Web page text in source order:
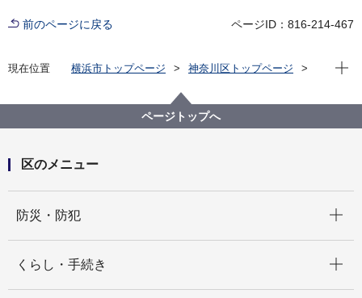
前のページに戻る ページID：816-214-467
現在位置 横浜市トップページ
神奈川区トップページ
区長瓦版（令和６年度）
区内最高齢は明治生まれの113歳、ご長寿おめでとうご
ざいます。
現在
ページトップへ
区のメニュー
防災・防犯
くらし・手続き